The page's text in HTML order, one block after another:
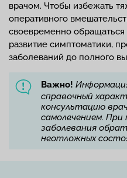
врачом. Чтобы избежать
оперативного
своевременно обращаться
развитие симптоматики,
заболеваний до полного
Важно!
справочный
консультацию
самолечением. При
заболевания
неотложных